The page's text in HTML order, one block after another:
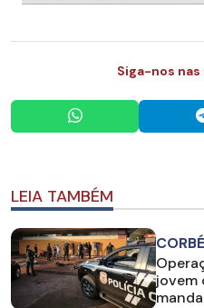
Siga-nos
LEIA TAMBÉM
jovem